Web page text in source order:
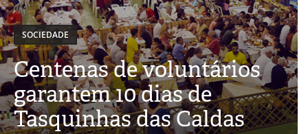
SOCIEDADE
Centenas de voluntários
garantem 10 dias de
Tasquinhas das Caldas